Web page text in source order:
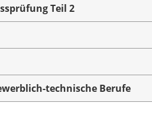
Teil 2
technische Berufe